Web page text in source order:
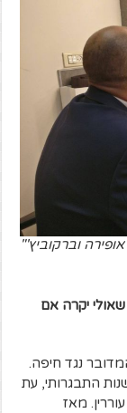
וברקוביץ'"
יקרה אם
נגד חיפה.
התבגרותי, עת
מאז